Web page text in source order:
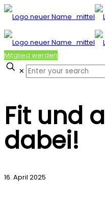
Mitglied werden
✕
Fit und
dabei!
16. April 2025